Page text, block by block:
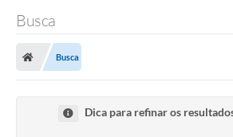
Transparência Pública
Notícias
Busca
Busca
Dica para refinar os